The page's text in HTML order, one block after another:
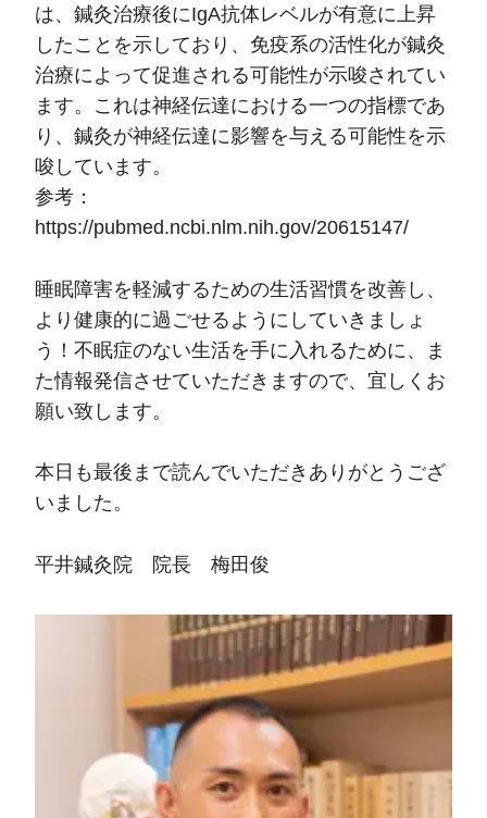
は、鍼灸治療後にIgA抗体レベルが有意に上昇
したことを示しており、免疫系の活性化が鍼灸
治療によって促進される可能性が示唆されてい
ます。これは神経伝達における一つの指標であ
り、鍼灸が神経伝達に影響を与える可能性を示
唆しています。
参考：
https://pubmed.ncbi.nlm.nih.gov/20615147/
睡眠障害を軽減するための生活習慣を改善し、
より健康的に過ごせるようにしていきましょ
う！不眠症のない生活を手に入れるために、ま
た情報発信させていただきますので、宜しくお
願い致します。
本日も最後まで読んでいただきありがとうござ
いました。
平井鍼灸院 院長 梅田俊